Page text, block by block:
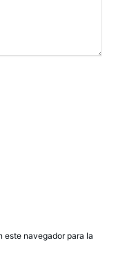
este navegador para la